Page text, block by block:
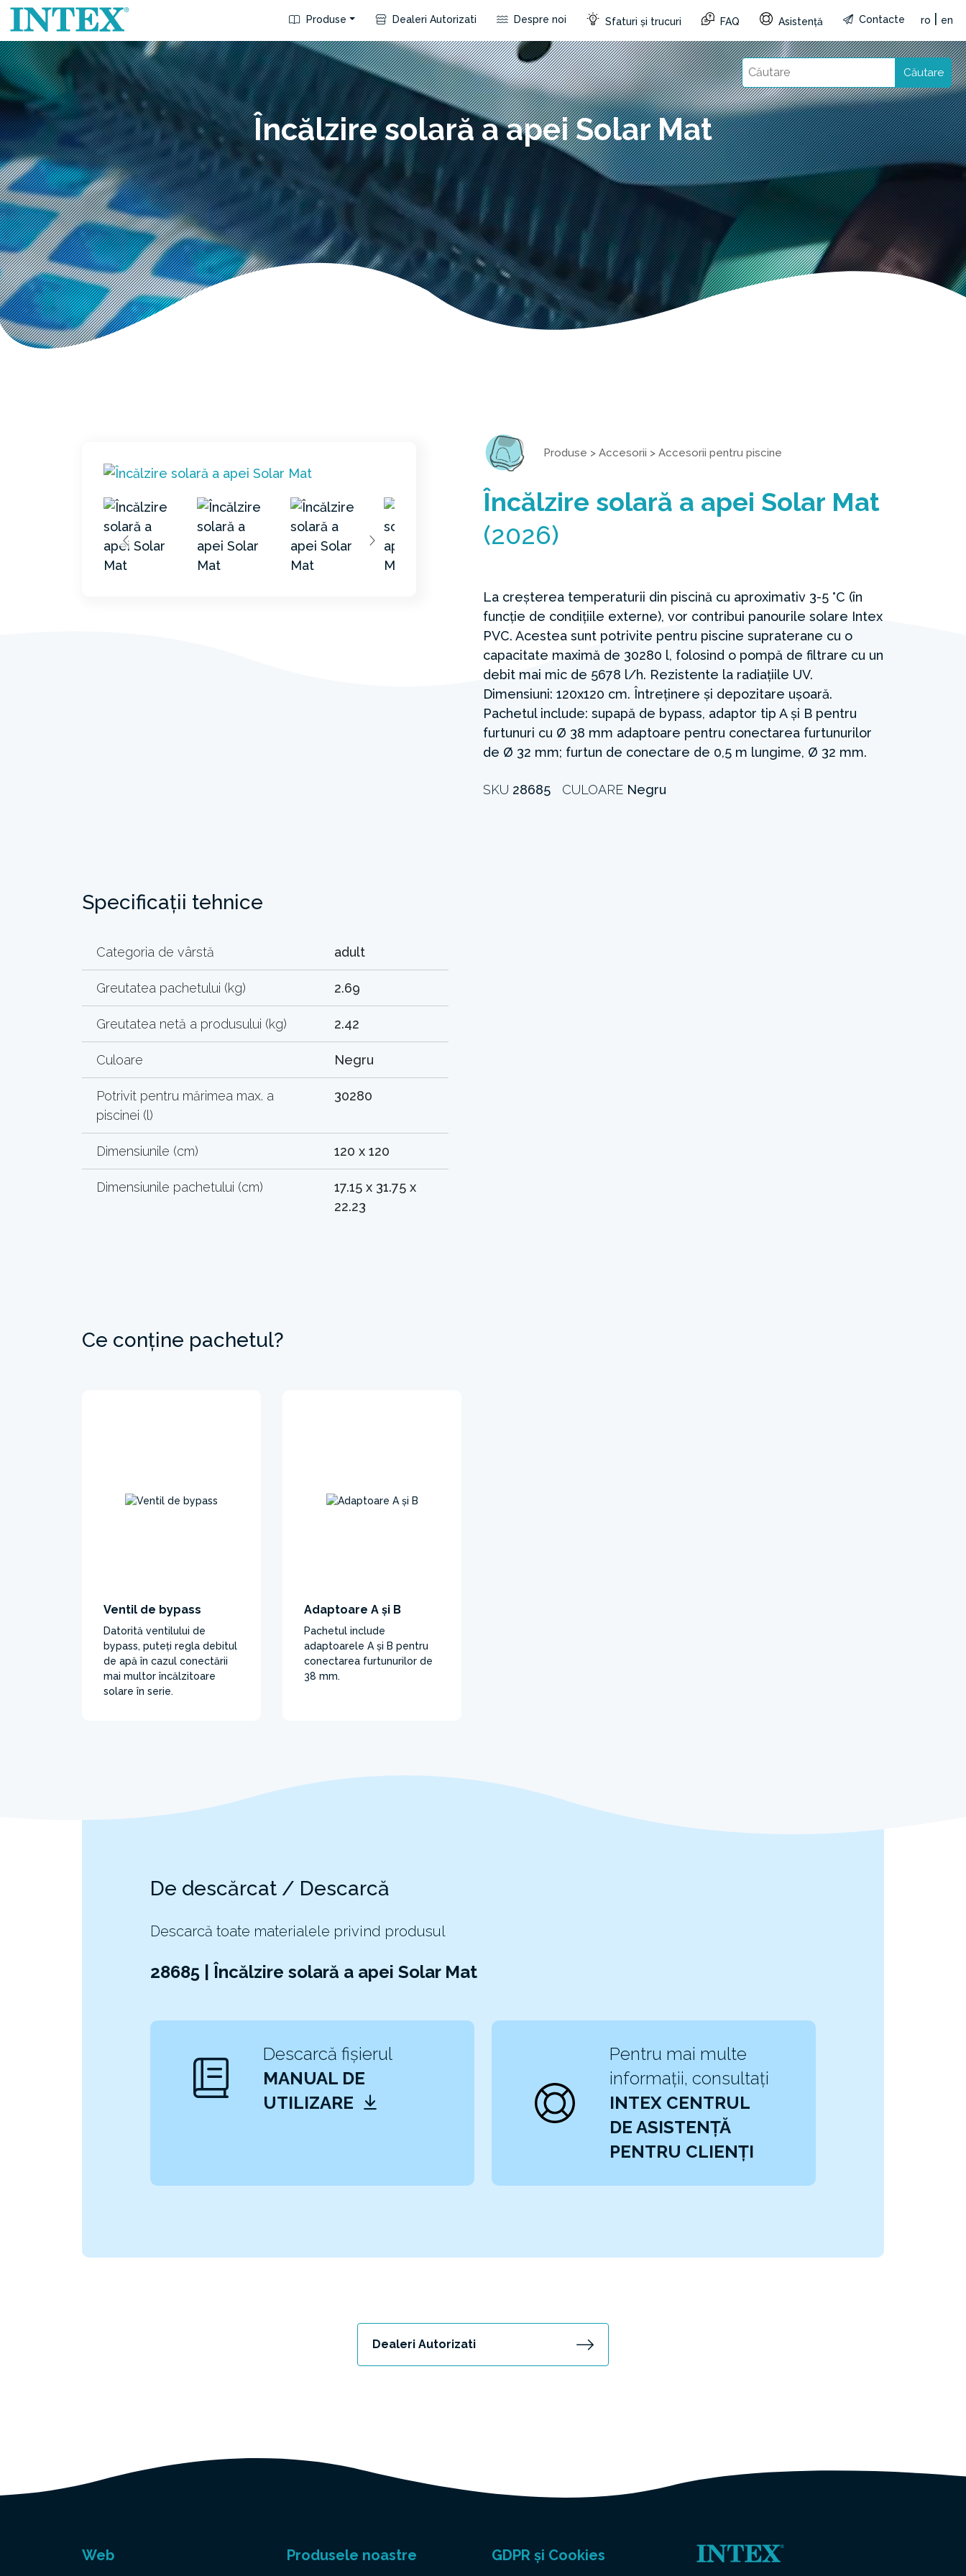
Produse Dealeri Autorizati Despre noi Sfaturi și trucuri FAQ Asistență Contacte ro en
Căutare
Încălzire solară a apei Solar Mat
Produse > Accesorii > Accesorii pentru piscine
Încălzire solară a apei Solar Mat
(2026)
La creșterea temperaturii din piscină cu aproximativ 3-5 °C (în
funcție de condițiile externe), vor contribui panourile solare Intex
PVC. Acestea sunt potrivite pentru piscine supraterane cu o
capacitate maximă de 30280 l, folosind o pompă de filtrare cu un
debit mai mic de 5678 l/h. Rezistente la radiațiile UV.
Dimensiuni: 120x120 cm. Întreținere și depozitare ușoară.
Pachetul include: supapă de bypass, adaptor tip A și B pentru
furtunuri cu Ø 38 mm adaptoare pentru conectarea furtunurilor
de Ø 32 mm; furtun de conectare de 0,5 m lungime, Ø 32 mm.
SKU 28685 CULOARE Negru
Specificații tehnice
Categoria de vârstă adult
Greutatea pachetului (kg) 2.69
Greutatea netă a produsului (kg) 2.42
Culoare Negru
Potrivit pentru mărimea max. a
piscinei (l)
30280
Dimensiunile (cm) 120 x 120
Dimensiunile pachetului (cm)
17.15 x 31.75 x
22.23
Ce conține pachetul?
Ventil de bypass
Datorită ventilului de
bypass, puteți regla debitul
de apă în cazul conectării
mai multor încălzitoare
solare în serie.
Adaptoare A și B
Pachetul include
adaptoarele A și B pentru
conectarea furtunurilor de
38 mm.
De descărcat / Descarcă
Descarcă toate materialele privind produsul
28685 | Încălzire solară a apei Solar Mat
Descarcă fișierul
MANUAL DE
UTILIZARE
Pentru mai multe
informații, consultați
INTEX CENTRUL
DE ASISTENȚĂ
PENTRU CLIENȚI
Dealeri Autorizati
Web Produsele noastre GDPR și Cookies